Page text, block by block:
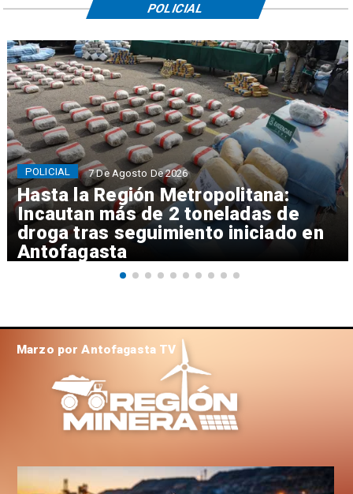
Hasta la Región Metropolitana:
Incautan más de 2 toneladas de
droga tras seguimiento iniciado en
Antofagasta
POLICIAL 7 De Agosto De 2026
POLICIAL
Marzo por Antofagasta TV